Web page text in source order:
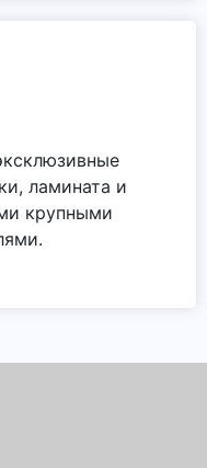
ламината и
крупными